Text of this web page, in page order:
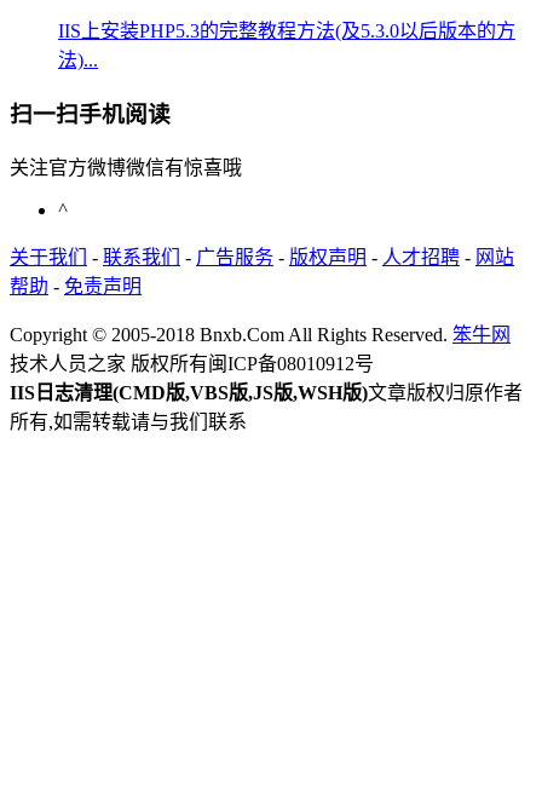
IIS上安装PHP5.3的完整教程方法(及5.3.0以后版本的方
法)...
扫一扫手机阅读
关注官方微博微信有惊喜哦
^
关于我们 - 联系我们 - 广告服务 - 版权声明 - 人才招聘 - 网站
帮助 - 免责声明
Copyright © 2005-2018 Bnxb.Com All Rights Reserved. 笨牛网
技术人员之家 版权所有闽ICP备08010912号
IIS日志清理(CMD版,VBS版,JS版,WSH版)文章版权归原作者
所有,如需转载请与我们联系